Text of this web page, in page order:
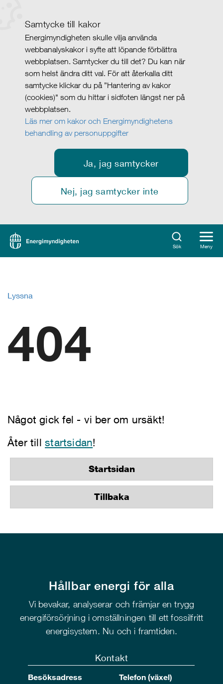
Samtycke till kakor
Energimyndigheten skulle vilja använda
webbanalyskakor i syfte att löpande förbättra
webbplatsen. Samtycker du till det? Du kan när
som helst ändra ditt val. För att återkalla ditt
samtycke klickar du på ”Hantering av kakor
(cookies)" som du hittar i sidfoten längst ner på
webbplatsen.
Läs mer om kakor och Energimyndighetens
behandling av personuppgifter
Ja, jag samtycker
Nej, jag samtycker inte
Sök Meny
Lyssna
404
Något gick fel - vi ber om ursäkt!
Åter tillstartsidan!
Startsidan
Tillbaka
Hållbar energi för alla
Vi bevakar, analyserar och främjar en trygg
energiförsörjning i omställningen till ett fossilfritt
energisystem. Nu och i framtiden.
Kontakt
Besöksadress
Telefon (växel)